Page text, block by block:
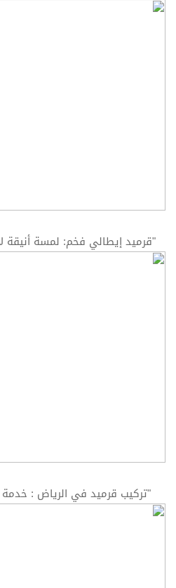
"قرميد إيطالي فخم: لمسة
"تركيب قرميد في الرياض : خدمة